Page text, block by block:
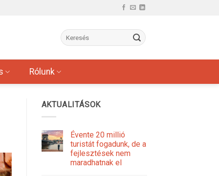
Rólunk
AKTUALITÁSOK
Évente 20 millió
turistát fogadunk, de a
fejlesztések nem
maradhatnak el